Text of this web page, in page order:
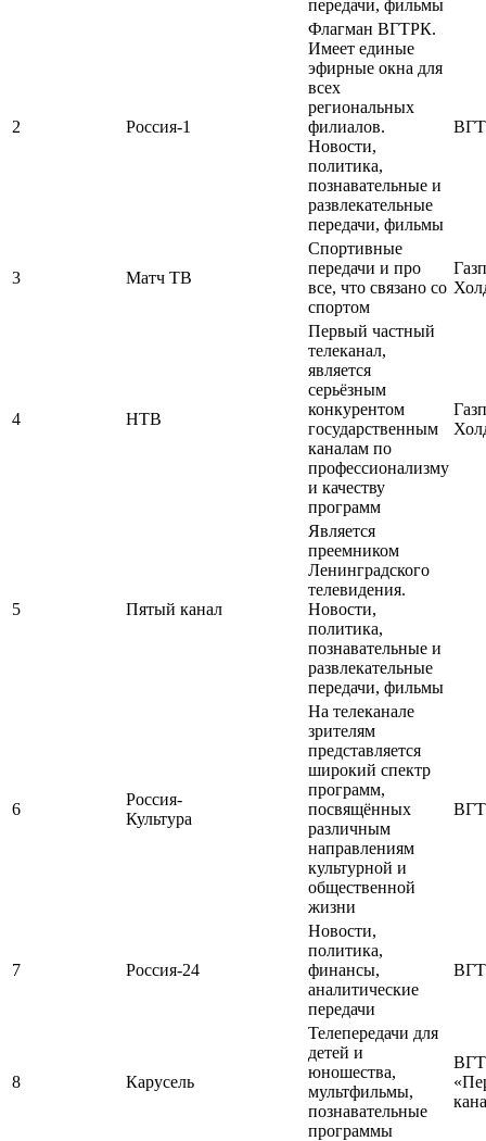
передачи, фильмы
2 Россия-1
Флагман ВГТРК.
Имеет единые
эфирные окна для
всех
региональных
филиалов.
Новости,
политика,
познавательные и
развлекательные
передачи, фильмы
3 Матч ТВ
Спортивные
передачи и про
все, что связано со
спортом
4 НТВ
Первый частный
телеканал,
является
серьёзным
конкурентом
государственным
каналам по
профессионализму
и качеству
программ
5 Пятый канал
Является
преемником
Ленинградского
телевидения.
Новости,
политика,
познавательные и
развлекательные
передачи, фильмы
6
Россия-
Культура
На телеканале
зрителям
представляется
широкий спектр
программ,
посвящённых
различным
направлениям
культурной и
общественной
жизни
7 Россия-24
Новости,
политика,
финансы,
аналитические
передачи
8 Карусель
Телепередачи для
детей и
юношества,
мультфильмы,
познавательные
программы